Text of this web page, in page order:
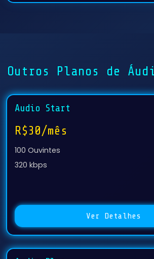
Outros Planos de
Audio Start
R$30/mês
100 Ouvintes
320 kbps
Ver Detalhes